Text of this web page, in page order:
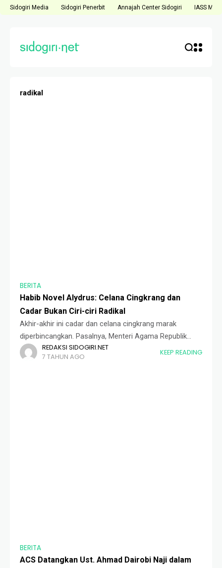
Sidogiri Media Sidogiri Penerbit Annajah Center Sidogiri IASS
radikal
BERITA
Habib Novel Alydrus: Celana Cingkrang dan
Cadar Bukan Ciri-ciri Radikal
Akhir-akhir ini cadar dan celana cingkrang marak
diperbincangkan. Pasalnya, Menteri Agama Republik
Indonesia Fachrul Razi melontarkan wacana pelarangan
niqab atau cadar dan celana di atas mata kaki alias
REDAKSI SIDOGIRI.NET
7 TAHUN AGO
KEEP READING
BERITA
ACS Datangkan Ust. Ahmad Dairobi Naji dalam